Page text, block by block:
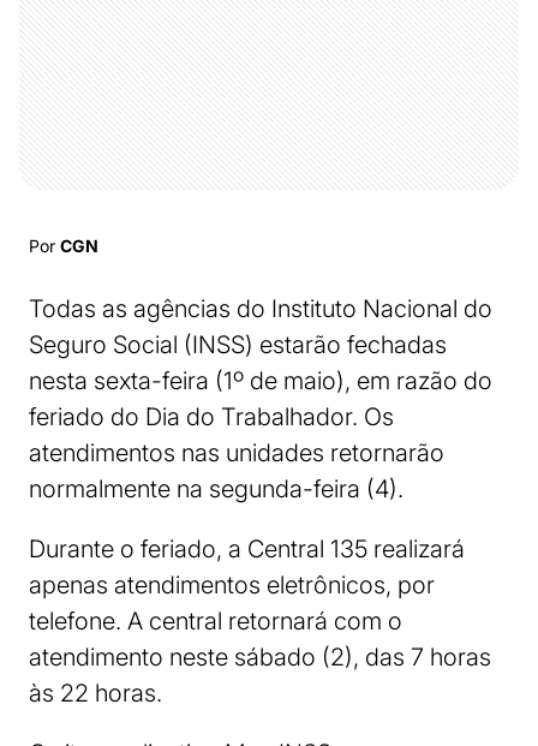
Por CGN
Todas as agências do Instituto Nacional do
Seguro Social (INSS) estarão fechadas
nesta sexta-feira (1º de maio), em razão do
feriado do Dia do Trabalhador. Os
atendimentos nas unidades retornarão
normalmente na segunda-feira (4).
Durante o feriado, a Central 135 realizará
apenas atendimentos eletrônicos, por
telefone. A central retornará com o
atendimento neste sábado (2), das 7 horas
às 22 horas.